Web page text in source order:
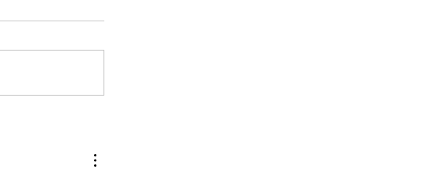
Guarany de Bagé detalha
contas de 2026 e avalia